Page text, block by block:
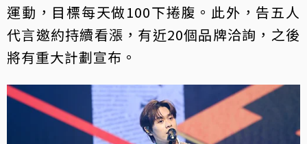
運動，目標每天做100下捲腹。此外，告五人
代言邀約持續看漲，有近20個品牌洽詢，之後
將有重大計劃宣布。